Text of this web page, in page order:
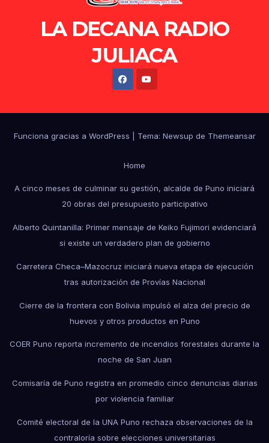
LA DECANA RADIO
JULIACA
Funciona gracias a WordPress Tema: Newsup de Themeansar
Home
A cinco meses de culminar su gestión, alcalde de Puno iniciará
20 obras del presupuesto participativo
Alberto Quintanilla: Primer mensaje de Keiko Fujimori evidenciará
si existe un verdadero plan de gobierno
Carretera Checa–Mazocruz iniciará nueva etapa de ejecución
tras autorización de Provías Nacional
Cierre de la frontera con Bolivia impulsó el alza del precio de
huevos y otros productos en Puno
COER Puno reporta incremento de incendios forestales durante la
noche de San Juan
Comisaría de Puno registra en promedio cinco denuncias diarias
por violencia familiar
Comité electoral de la UNA Puno rechaza observaciones de la
contraloría sobre elecciones universitarias